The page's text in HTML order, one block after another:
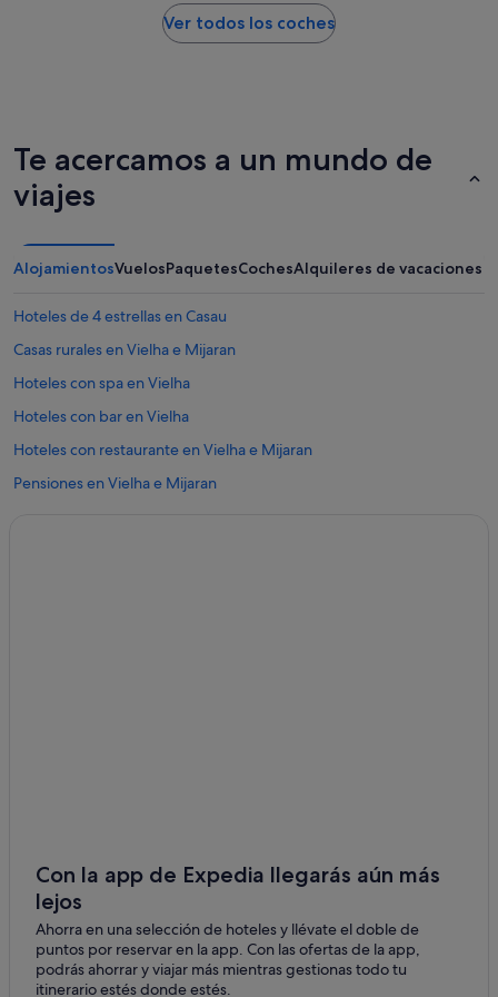
Ver todos los coches
Te acercamos a un mundo de
viajes
AlojamientosVuelosPaquetesCochesAlquileres de vacaciones
Hoteles de 4 estrellas en Casau
Casas rurales en Vielha e Mijaran
Hoteles con spa en Vielha
Hoteles con bar en Vielha
Hoteles con restaurante en Vielha e Mijaran
Pensiones en Vielha e Mijaran
Apartamentos en Casau
Casas de campo en Vielha
Hoteles con piscina en Vielha
Hoteles baratos en Vielha
Con la app de Expedia llegarás aún más
lejos
Ahorra en una selección de hoteles y llévate el doble de
puntos por reservar en la app. Con las ofertas de la app,
podrás ahorrar y viajar más mientras gestionas todo tu
itinerario estés donde estés.